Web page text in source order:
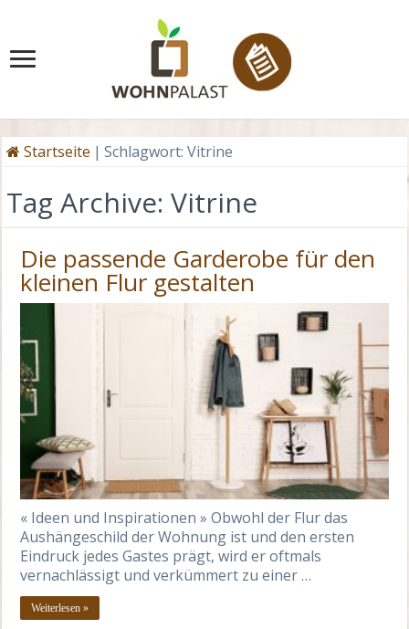
Startseite | Schlagwort:Vitrine
Tag Archive:Vitrine
Die passende Garderobe für den
kleinen Flur gestalten
« Ideen und Inspirationen » Obwohl der Flur das
Aushängeschild der Wohnung ist und den ersten
Eindruck jedes Gastes prägt, wird er oftmals
vernachlässigt und verkümmert zu einer …
Weiterlesen »